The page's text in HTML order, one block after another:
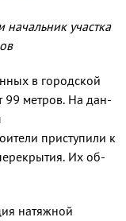
участка
в городской
99 метров. На дан­
приступили к
Их об­
натяжной